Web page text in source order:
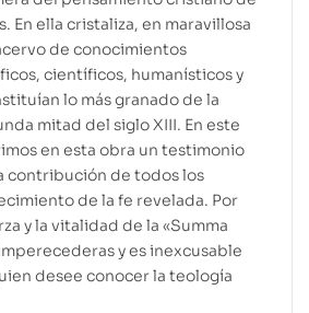
En ella cristaliza, en maravillosa
de conocimientos
científicos, humanísticos y
lo más granado de la
mitad del siglo XIII. En este
en esta obra un testimonio
contribución de todos los
de la fe revelada. Por
y la vitalidad de la «Summa
y es inexcusable
desee conocer la teología